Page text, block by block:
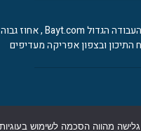
על פי הסקר של אתר העבודה הגדול Bayt.com , אחוז גבוה
ובצפון אפריקה מעדיפים
מהווה הסכמה לשימוש בעוגיות